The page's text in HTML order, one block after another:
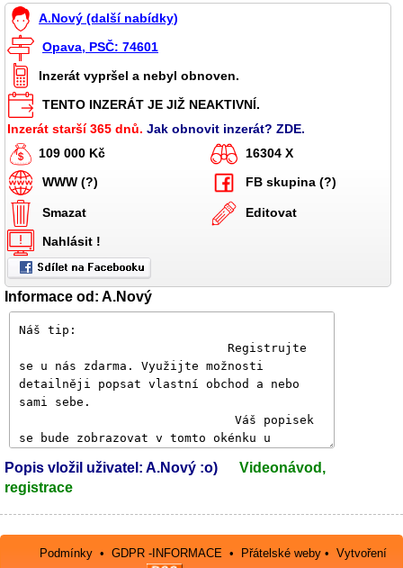
A.Nový (další nabídky)
Opava, PSČ: 74601
Inzerát vypršel a nebyl obnoven.
TENTO INZERÁT JE JIŽ NEAKTIVNÍ.
Inzerát starší 365 dnů. Jak obnovit inzerát? ZDE.
109 000 Kč
16304 X
WWW (?)
FB skupina (?)
Smazat
Editovat
Nahlásit !
Informace od: A.Nový
Popis vložil uživatel: A.Nový :o)
Videonávod,
registrace
Podmínky •GDPR -INFORMACE • Přátelské weby •Vytvoření